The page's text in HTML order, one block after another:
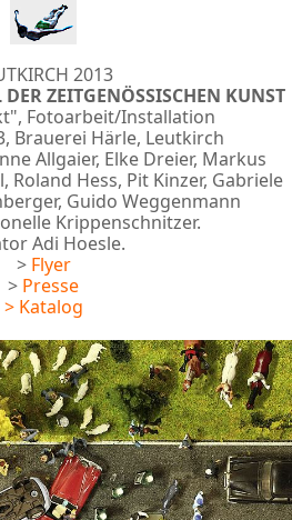
2013
ZEITGENÖSSISCHEN KUNST
Fotoarbeit/Installation
Brauerei Härle, Leutkirch
Allgaier, Elke Dreier, Markus
Roland Hess, Pit Kinzer, Gabriele
Guido Weggenmann
Krippenschnitzer.
Adi Hoesle.
> Flyer
> Presse
> Katalog